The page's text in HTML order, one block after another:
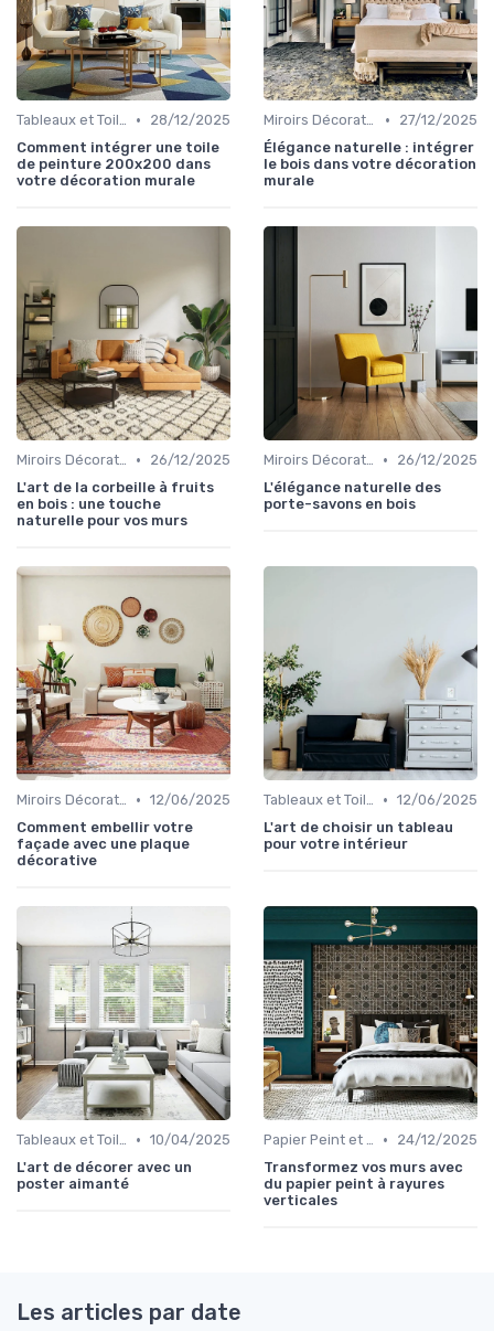
Tableaux et Toiles •
28/12/2025
Comment intégrer une toile
de peinture 200x200 dans
votre décoration murale
Miroirs Décoratifs •
27/12/2025
Élégance naturelle : intégrer
le bois dans votre décoration
murale
Miroirs Décoratifs •
26/12/2025
L'art de la corbeille à fruits
en bois : une touche
naturelle pour vos murs
Miroirs Décoratifs •
26/12/2025
L'élégance naturelle des
porte-savons en bois
Miroirs Décoratifs • 12/06/2025
Comment embellir votre
façade avec une plaque
décorative
Tableaux et Toiles • 12/06/2025
L'art de choisir un tableau
pour votre intérieur
Tableaux et Toiles • 10/04/2025
L'art de décorer avec un
poster aimanté
Papier Peint et Revêtements Muraux •
24/12/2025
Transformez vos murs avec
du papier peint à rayures
verticales
Les articles par date